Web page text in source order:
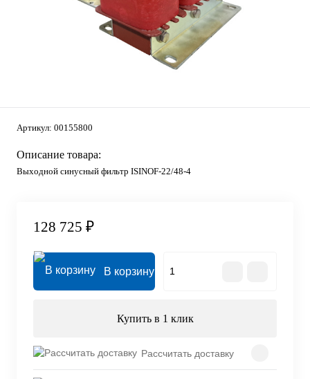
Артикул: 00155800
Описание товара:
Выходной синусный фильтр ISINOF-22/48-4
128 725 ₽
В корзину
Купить в 1 клик
Рассчитать доставку